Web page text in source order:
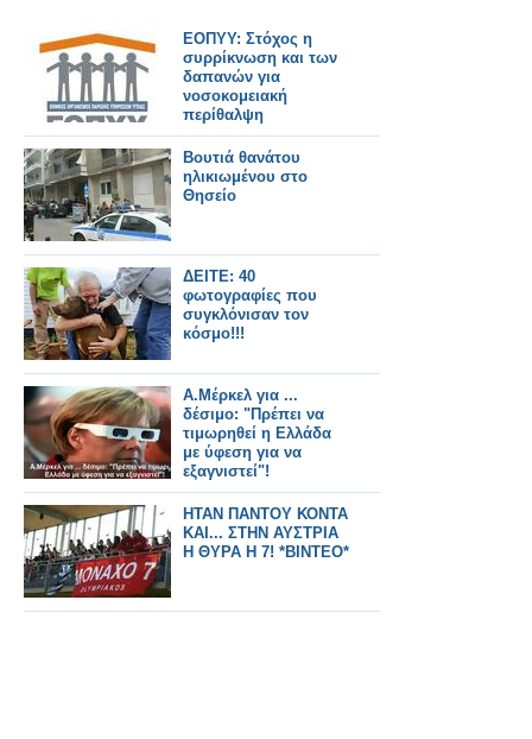
ΕΟΠΥΥ: Στόχος η
συρρίκνωση και των
δαπανών για
νοσοκομειακή
περίθαλψη
Βουτιά θανάτου
ηλικιωμένου στο
Θησείο
ΔΕΙΤΕ: 40
φωτογραφίες που
συγκλόνισαν τον
κόσμο!!!
Α.Μέρκελ για ...
δέσιμο: "Πρέπει να
τιμωρηθεί η Ελλάδα
με ύφεση για να
εξαγνιστεί"!
ΗΤΑΝ ΠΑΝΤΟΥ ΚΟΝΤΑ
ΚΑΙ... ΣΤΗΝ ΑΥΣΤΡΙΑ
Η ΘΥΡΑ Η 7! *ΒΙΝΤΕΟ*